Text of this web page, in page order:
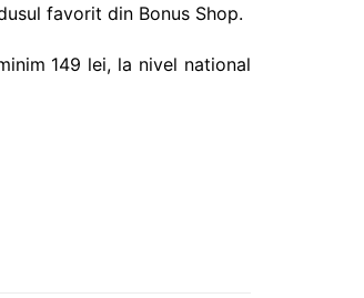
favorit din Bonus Shop.
149 lei, la nivel national